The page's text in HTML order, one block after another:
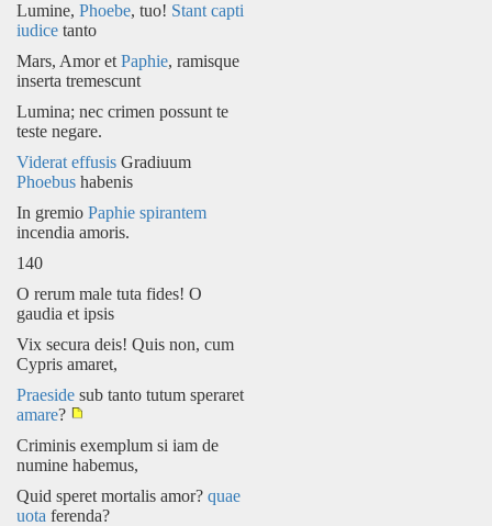
Lumine, Phoebe, tuo! Stant capti
iudice tanto
Mars, Amor et Paphie, ramisque
inserta tremescunt
Lumina; nec crimen possunt te
teste negare.
Viderat effusis Gradiuum
Phoebus habenis
In gremio Paphie spirantem
incendia amoris.
140
O rerum male tuta fides! O
gaudia et ipsis
Vix secura deis! Quis non, cum
Cypris amaret,
Praeside sub tanto tutum speraret
amare?
Criminis exemplum si iam de
numine habemus,
Quid speret mortalis amor? quae
uota ferenda?